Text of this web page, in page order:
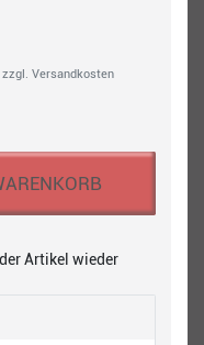
Versandkosten
Artikel wieder